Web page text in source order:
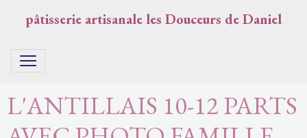
pâtisserie artisanale les Douceurs de Daniel
L'ANTILLAIS 10-12 PARTS